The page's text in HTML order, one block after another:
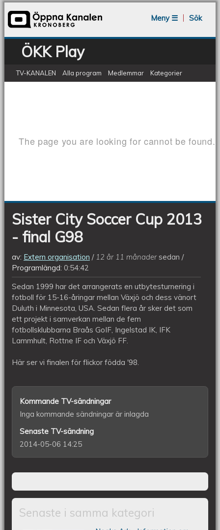
Meny ☰
Sök
ÖKK Play
TV-KANALEN Alla program Medlemmar Kategorier
Cup
G98
Sister City Soccer Cup 2013
- final G98
av: Extern organisation 12 år 11 månadersedan
Programlängd: 0:54:42
Sedan 1999 har det arrangerats en utbytesturnering i
fotboll för 15-16-åringar mellan Växjö och dess vänort
Duluth i Minnesota, USA. Sedan flera år sker det som
ett projekt i samverkan mellan de fem
fotbollsklubbarna Braås GoIF, Ingelstad IK, IFK
Lammhult, Rottne IF och Växjö FF.
Här ser vi finalen för flickor födda '98.
Kommande TV-sändningar
Inga kommande sändningar är inlagda
Senaste TV-sändning
2014-05-06 14:25
Senaste i samma kategori